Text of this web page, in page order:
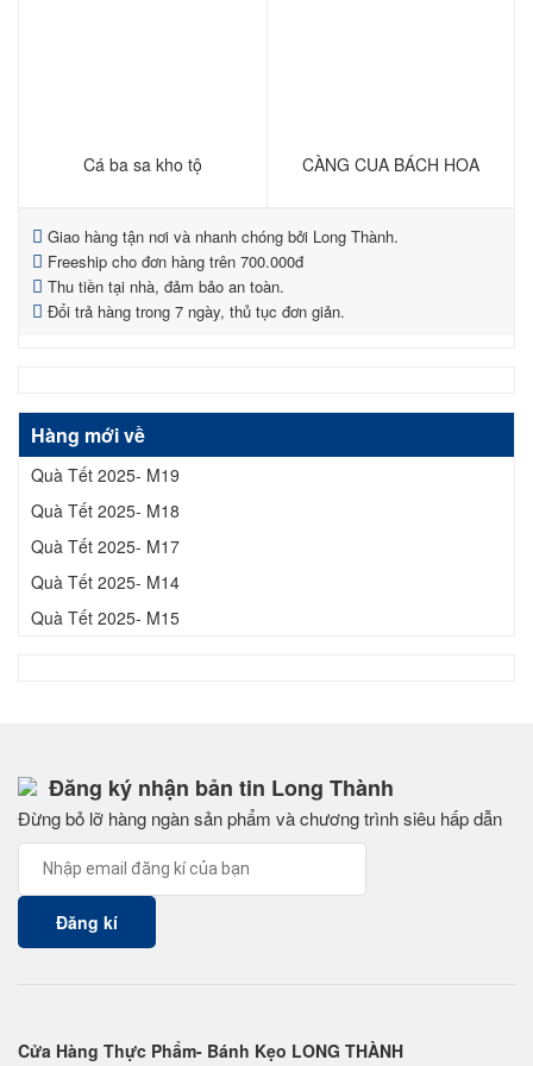
Cá ba sa kho tộ CÀNG CUA BÁCH HOA
Giao hàng tận nơi và nhanh chóng bởi Long Thành.
Freeship cho đơn hàng trên 700.000đ
Thu tiền tại nhà, đảm bảo an toàn.
Đổi trả hàng trong 7 ngày, thủ tục đơn giản.
Hàng mới về
Quà Tết 2025- M19
Quà Tết 2025- M18
Quà Tết 2025- M17
Quà Tết 2025- M14
Quà Tết 2025- M15
Đăng ký nhận bản tin Long Thành
Đừng bỏ lỡ hàng ngàn sản phẩm và chương trình siêu hấp dẫn
Cửa Hàng Thực Phẩm- Bánh Kẹo LONG THÀNH